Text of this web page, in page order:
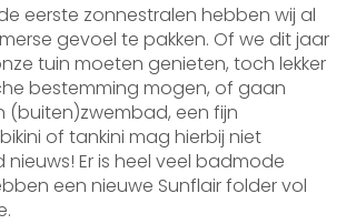
eerste zonnestralen hebben wij al
gevoel te pakken. Of we dit jaar
tuin moeten genieten, toch lekker
bestemming mogen, of gaan
(buiten)zwembad, een fijn
of tankini mag hierbij niet
nieuws! Er is heel veel badmode
een nieuwe Sunflair folder vol